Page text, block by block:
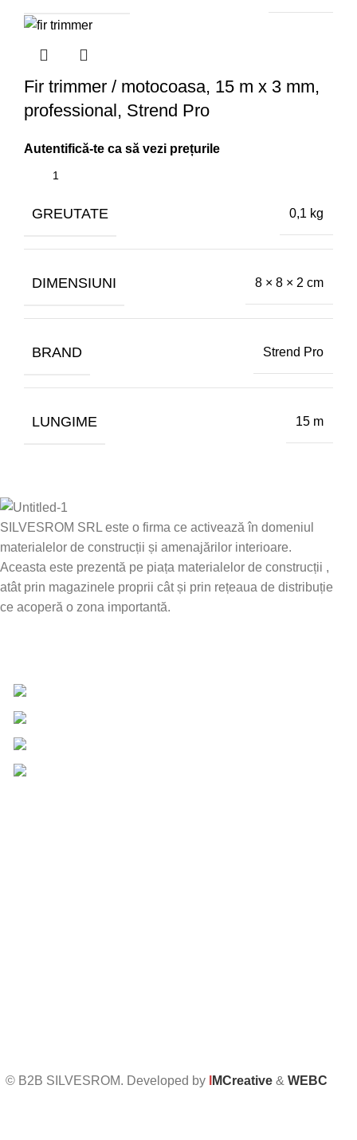
Fir trimmer / motocoasa, 15 m x 3 mm,
professional, Strend Pro
GREUTATE 0,1 kg
DIMENSIUNI 8 × 8 × 2 cm
BRAND Strend Pro
LUNGIME 15 m
SILVESROM SRL este o firma ce activează în domeniul
materialelor de construcții și amenajărilor interioare.
Aceasta este prezentă pe piața materialelor de construcții ,
atât prin magazinele proprii cât și prin rețeaua de distribuție
ce acoperă o zona importantă.
© B2B SILVESROM. Developed by MCreative &WEBC